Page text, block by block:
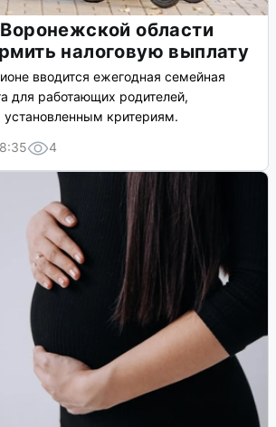
области
налоговую выплату
вводится ежегодная семейная
для работающих родителей,
установленным критериям.
4